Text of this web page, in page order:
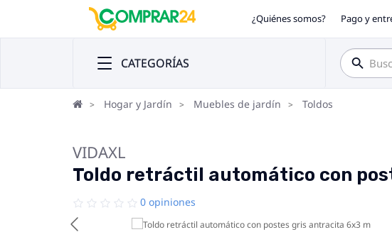
¿Quiénes somos? Pago y
CATEGORÍAS
Hogar y Jardín Muebles de jardín Toldos
VIDAXL
Toldo retráctil automático con
0 opiniones